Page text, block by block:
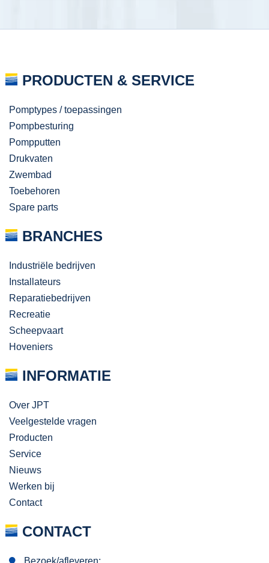
PRODUCTEN & SERVICE
Pomptypes / toepassingen
Pompbesturing
Pompputten
Drukvaten
Zwembad
Toebehoren
Spare parts
BRANCHES
Industriële bedrijven
Installateurs
Reparatiebedrijven
Recreatie
Scheepvaart
Hoveniers
INFORMATIE
Over JPT
Veelgestelde vragen
Producten
Service
Nieuws
Werken bij
Contact
CONTACT
Bezoek/afleveren: